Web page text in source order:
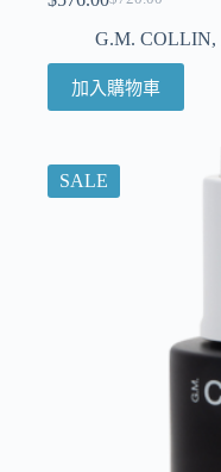
G.M. COLLIN,
加入購物車
SALE